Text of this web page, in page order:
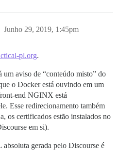
Junho 29, 2019, 1:45pm
pl.org.
um aviso de “conteúdo misto” do
o Docker está ouvindo em um
end NGINX está
Esse redirecionamento também
os certificados estão instalados no
em si).
gerada pelo Discourse é